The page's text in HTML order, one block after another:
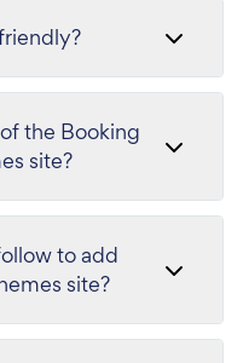
the Booking
site?
to add
site?